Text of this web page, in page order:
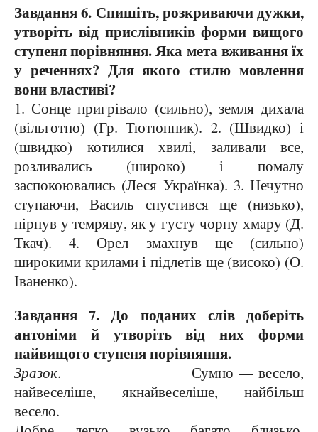
Завдання 6. Спишіть, розкриваючи дужки,
утворіть від прислівників форми вищого
ступеня порівняння. Яка мета вживання їх
у реченнях? Для якого стилю мовлення
вони властиві?
1. Сонце пригрівало (сильно), земля дихала
(вільготно) (Гр. Тютюнник). 2. (Швидко) і
(швидко) котилися хвилі, заливали все,
розливались (широко) і помалу
заспокоювались (Леся Українка). 3. Нечутно
ступаючи, Василь спустився ще (низько),
пірнув у темряву, як у густу чорну хмару (Д.
Ткач). 4. Орел змахнув ще (сильно)
широкими крилами і підлетів ще (високо) (О.
Іваненко).
Завдання 7. До поданих слів доберіть
антоніми й утворіть від них форми
найвищого ступеня порівняння.
Зразок. Сумно — весело,
найвеселіше, якнайвеселіше, найбільш
весело.